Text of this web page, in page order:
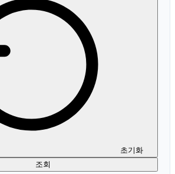
초기화
조회